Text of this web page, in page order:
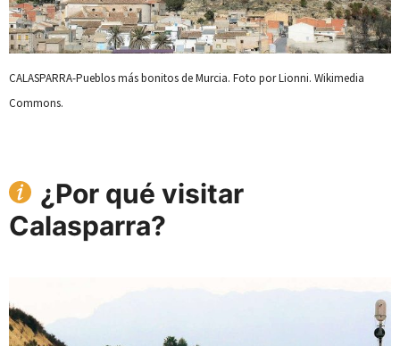
CALASPARRA-Pueblos más bonitos de Murcia. Foto por Lionni. Wikimedia
Commons.
¿Por qué visitar
Calasparra?